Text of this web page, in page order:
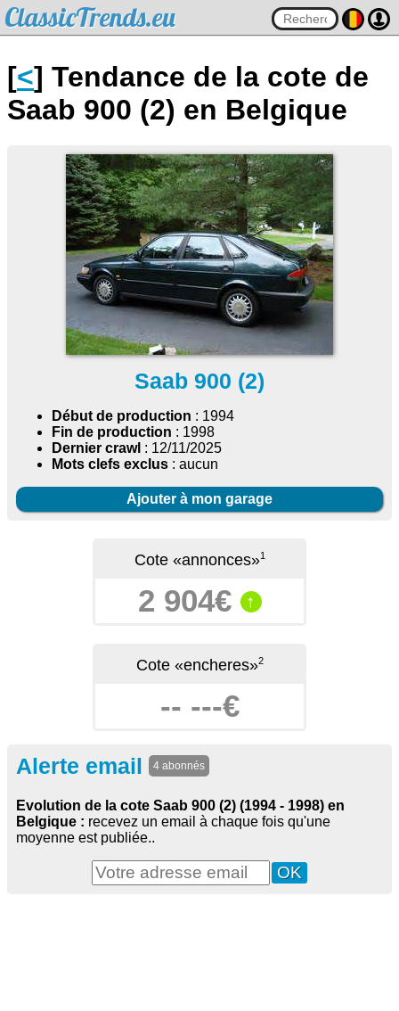
ClassicTrends.eu
[<] Tendance de la cote de
Saab 900 (2) en Belgique
Saab 900 (2)
Début de production : 1994
Fin de production : 1998
Dernier crawl : 12/11/2025
Mots clefs exclus : aucun
Ajouter à mon garage
Cote «annonces»1
2 904€ ↑
Cote «encheres»2
-- ---€
Alerte email 4 abonnés
Evolution de la cote Saab 900 (2) (1994 - 1998) en
Belgique : recevez un email à chaque fois qu'une
moyenne est publiée..